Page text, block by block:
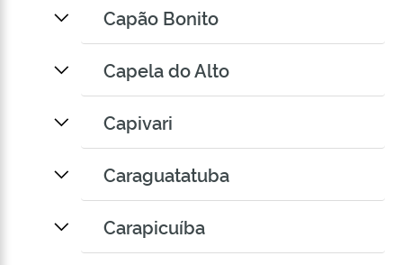
Capão Bonito
Capela do Alto
Capivari
Caraguatatuba
Carapicuíba